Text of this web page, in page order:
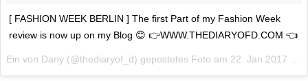
[ FASHION WEEK BERLIN ] The first Part of my Fashion Week
review is now up on my Blog 😊 👉WWW.THEDIARYOFD.COM 👈
Ein von Dany (@thediaryof_d) gepostetes Foto am 22. Jan 2017 um 22:52 Uhr